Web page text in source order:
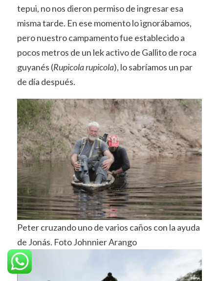
tepui, no nos dieron permiso de ingresar esa
misma tarde. En ese momento lo ignorábamos,
pero nuestro campamento fue establecido a
pocos metros de un lek activo de Gallito de roca
guyanés (Rupicola rupicola), lo sabríamos un par
de día después.
Peter cruzando uno de varios caños con la ayuda
de Jonás. Foto Johnnier Arango